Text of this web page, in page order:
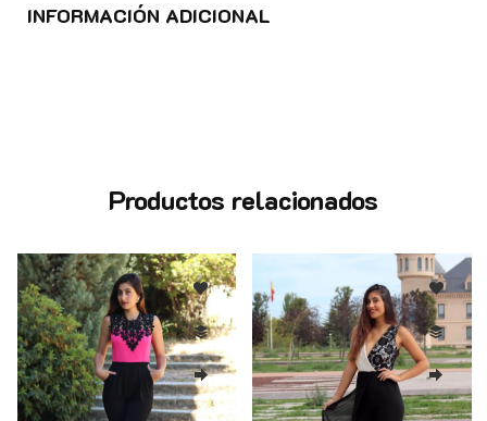
INFORMACIÓN ADICIONAL
Productos relacionados